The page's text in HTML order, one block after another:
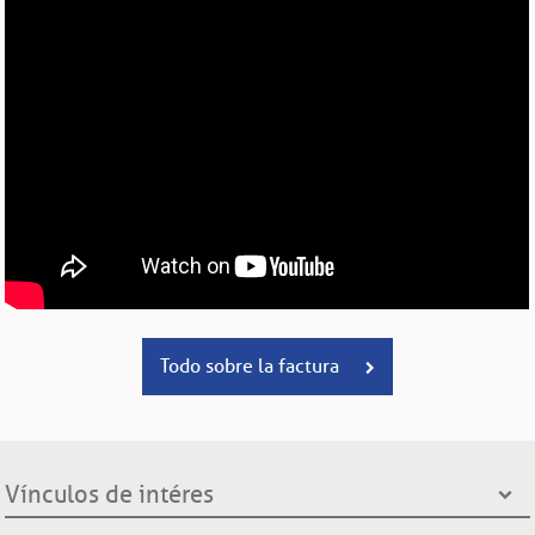
Todo sobre la factura
Vínculos de intéres